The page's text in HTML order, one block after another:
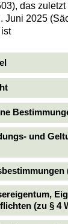
das
Juni 2025
und
(zu § 4